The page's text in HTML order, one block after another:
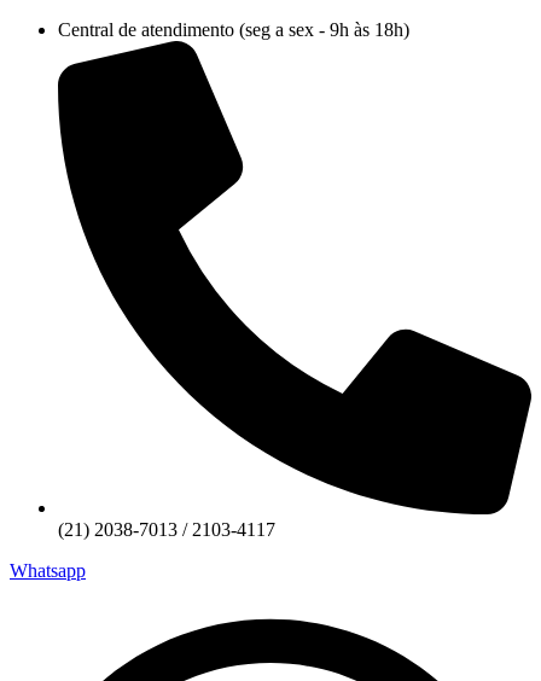
conteúdo
Central de atendimento (seg a sex - 9h às 18h)
(21) 2038-7013 / 2103-4117
Whatsapp